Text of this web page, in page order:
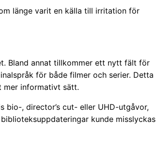
länge varit en källa till irritation för
Bland annat tillkommer ett nytt fält för
för både filmer och serier. Detta
mer informativt sätt.
bio-, director’s cut- eller UHD-utgåvor,
kunde misslyckas